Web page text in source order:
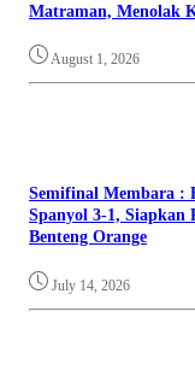
Matraman, Menolak
August 1, 2026
Semifinal Membara :
Spanyol 3-1, Siapkan
Benteng Orange
July 14, 2026